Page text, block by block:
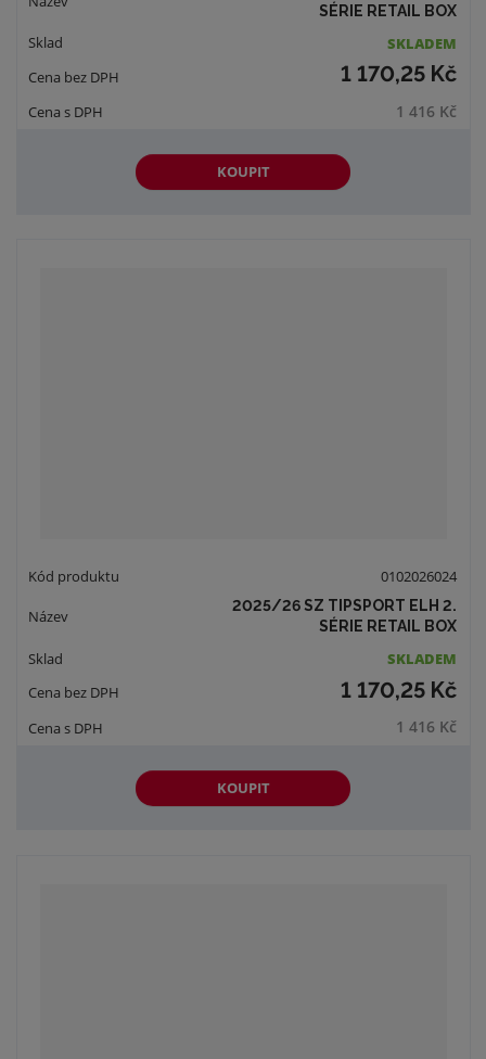
SÉRIE RETAIL BOX
SKLADEM
1 170,25 Kč
1 416 Kč
KOUPIT
0102026024
2025/26 SZ TIPSPORT ELH 2.
SÉRIE RETAIL BOX
SKLADEM
1 170,25 Kč
1 416 Kč
KOUPIT